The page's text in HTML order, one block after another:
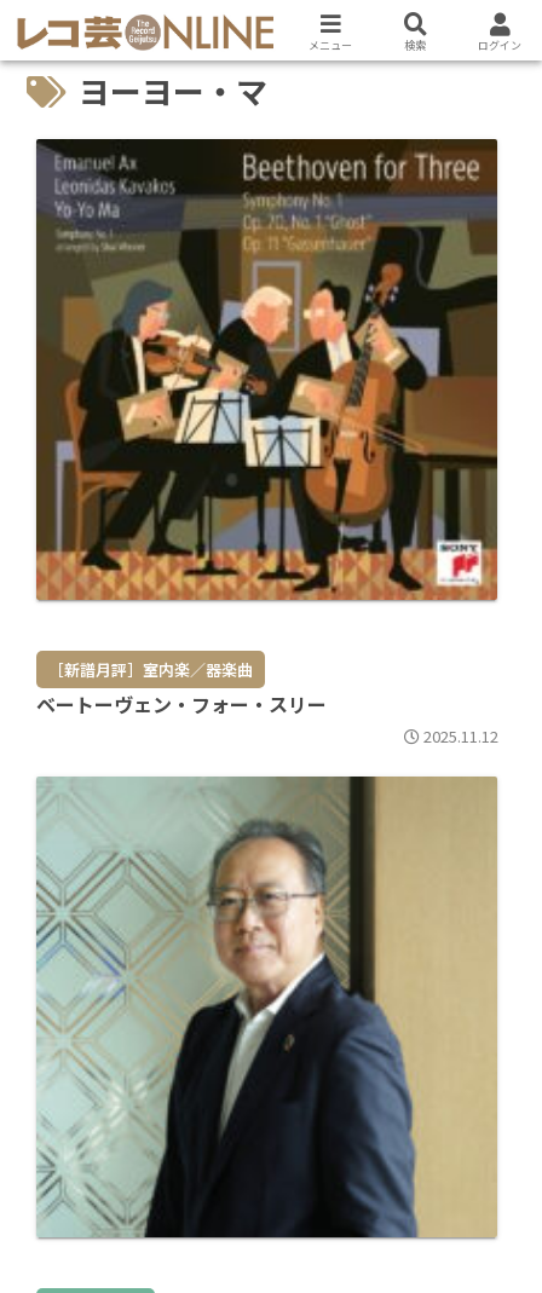
ヨーヨー・マ
［新譜月評］室内楽／器楽曲
ベートーヴェン・フォー・スリー
2025.11.12
メニュー 検索 ログイン